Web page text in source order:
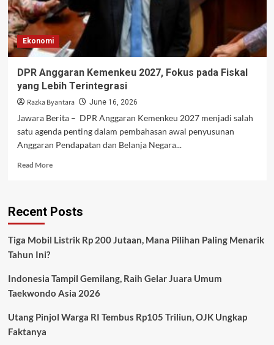
Ekonomi
DPR Anggaran Kemenkeu 2027, Fokus pada Fiskal
yang Lebih Terintegrasi
Razka Byantara June 16, 2026
Jawara Berita – DPR Anggaran Kemenkeu 2027 menjadi salah
satu agenda penting dalam pembahasan awal penyusunan
Anggaran Pendapatan dan Belanja Negara...
Read MoreRead
Anggaran
Fokus
yang
Lebih
Recent Posts
Tiga Mobil Listrik Rp 200 Jutaan, Mana Pilihan Paling Menarik
Tahun Ini?
Indonesia Tampil Gemilang, Raih Gelar Juara Umum
Taekwondo Asia 2026
Utang Pinjol Warga RI Tembus Rp105 Triliun, OJK Ungkap
Faktanya